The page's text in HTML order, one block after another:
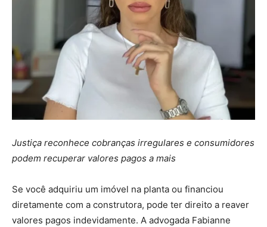
Justiça reconhece cobranças irregulares e consumidores
podem recuperar valores pagos a mais
Se você adquiriu um imóvel na planta ou financiou
diretamente com a construtora, pode ter direito a reaver
valores pagos indevidamente. A advogada Fabianne